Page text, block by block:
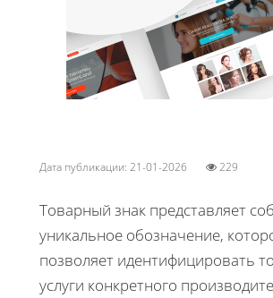
Дата публикации: 21-01-2026 229
Товарный знак представляет
уникальное обозначение,
позволяет идентифицировать
услуги конкретного